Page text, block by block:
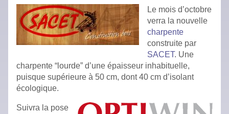
Le mois d’octobre
verra la nouvelle
charpente
construite par
SACET. Une
charpente “lourde” d’une épaisseur inhabituelle,
puisque supérieure à 50 cm, dont 40 cm d’isolant
écologique.
Suivra la pose